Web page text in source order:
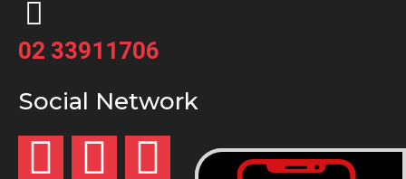
02 33911706
Social Network